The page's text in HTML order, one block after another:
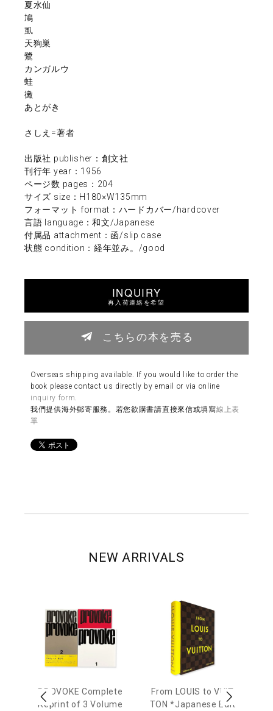
夏水仙
鳩
虱
天狗巣
鷺
カンガルウ
蛙
黴
あとがき
さしえ=著者
出版社 publisher：創文社
刊行年 year：1956
ページ数 pages：204
サイズ size：H180×W135mm
フォーマット format：ハードカバー/hardcover
言語 language：和文/Japanese
付属品 attachment：函/slip case
状態 condition：経年並み。/good
INQUIRY
再入荷連絡を希望
こちらの本を売る
Overseas shipping available. If you would like to order the
book please contact us directly by email or via online
inquiry form
我們提供海外郵寄服務。若您欲購書請直接來信或填寫線上表
單
NEW ARRIVALS
PROVOKE Complete
Reprint of 3 Volume
From LOUIS to VUIT
TON *Japanese Edit